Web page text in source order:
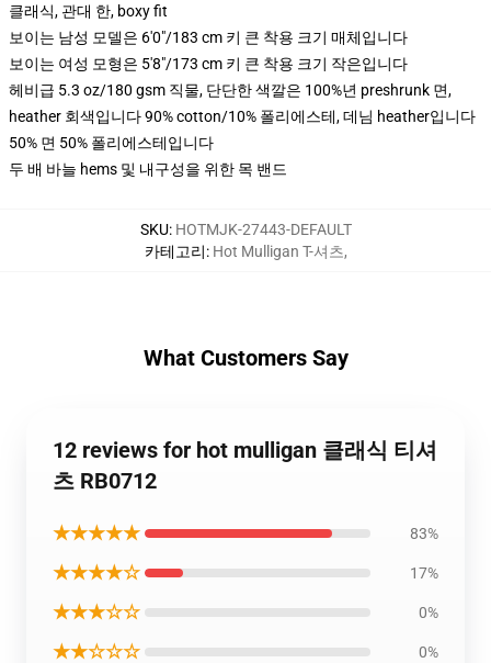
클래식, 관대 한, boxy fit
보이는 남성 모델은 6'0"/183 cm 키 큰 착용 크기 매체입니다
보이는 여성 모형은 5'8"/173 cm 키 큰 착용 크기 작은입니다
헤비급 5.3 oz/180 gsm 직물, 단단한 색깔은 100%년 preshrunk 면,
heather 회색입니다 90% cotton/10% 폴리에스테, 데님 heather입니다
50% 면 50% 폴리에스테입니다
두 배 바늘 hems 및 내구성을 위한 목 밴드
SKU: HOTMJK-27443-DEFAULT
카테고리: Hot Mulligan T-셔츠,
What Customers Say
12 reviews for hot mulligan 클래식 티셔
츠 RB0712
★★★★★ 83%
★★★★☆ 17%
★★★☆☆ 0%
★★☆☆☆ 0%